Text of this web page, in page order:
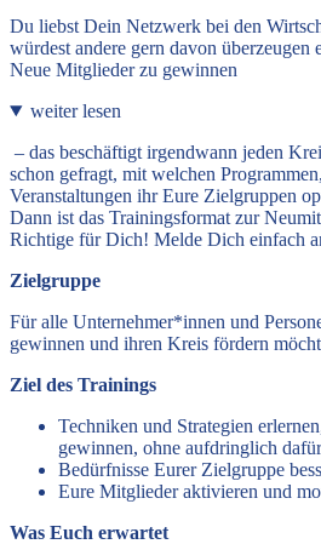
Du liebst Dein Netzwerk bei den
würdest andere gern davon überzeugen
Neue Mitglieder zu gewinnen
weiter lesen
– das beschäftigt irgendwann jeden
schon gefragt, mit welchen
Veranstaltungen ihr Eure Zielgruppen
Dann ist das Trainingsformat zur
Richtige für Dich!‍ Melde Dich einfach
Zielgruppe
Für alle Unternehmer*innen und
gewinnen und ihren Kreis fördern
Ziel des Trainings
Techniken und Strategien
gewinnen, ohne aufdringlich
Bedürfnisse Eurer Zielgruppe
Eure Mitglieder aktivieren und
Was Euch erwartet